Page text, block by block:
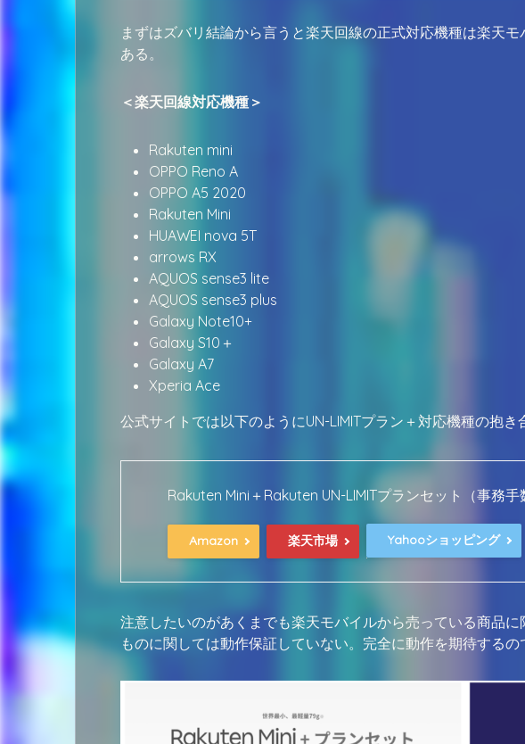
まずはズバリ結論から言うと楽天回線の正式対応機種は楽天
ある。
＜楽天回線対応機種＞
Rakuten mini
OPPO Reno A
OPPO A5 2020
Rakuten Mini
HUAWEI nova 5T
arrows RX
AQUOS sense3 lite
AQUOS sense3 plus
Galaxy Note10+
Galaxy S10＋
Galaxy A7
Xperia Ace
公式サイトでは以下のようにUN-LIMITプラン＋対応機種の抱き
Rakuten Mini＋Rakuten UN-LIMITプランセット（事務手
Amazon 楽天市場 Yahooショッピング
注意したいのがあくまでも楽天モバイルから売っている商品
ものに関しては動作保証していない。完全に動作を期待する